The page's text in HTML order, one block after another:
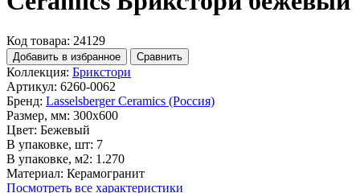
Код товара: 24129
Добавить в избранное Сравнить
Коллекция: Брикстори
Артикул: 6260-0062
Бренд: Lasselsberger Ceramics (Россия)
Размер, мм: 300x600
Цвет: Бежевый
В упаковке, шт: 7
В упаковке, м2: 1.270
Материал: Керамогранит
Посмотреть все характеристики